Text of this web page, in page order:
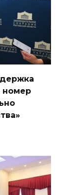
номер